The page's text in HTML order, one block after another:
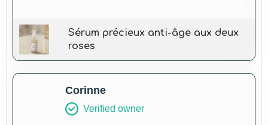
Sérum précieux anti-âge aux deux
roses
Corinne
Verified owner